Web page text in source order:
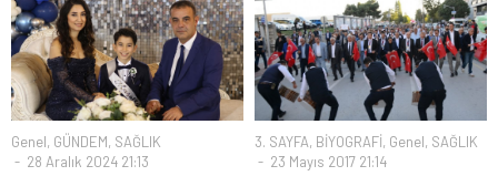
Genel, GÜNDEM, SAĞLIK
28 Aralık 2024 21:13
3. SAYFA, BİYOGRAFİ, Genel, SAĞLIK
23 Mayıs 2017 21:14